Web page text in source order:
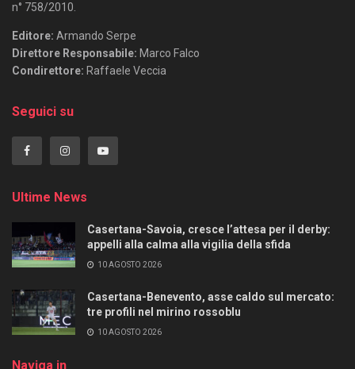
n° 758/2010.
Editore: Armando Serpe
Direttore Responsabile: Marco Falco
Condirettore: Raffaele Veccia
Seguici su
Ultime News
Casertana-Savoia, cresce l’attesa per il derby:
appelli alla calma alla vigilia della sfida
10 AGOSTO 2026
Casertana-Benevento, asse caldo sul mercato:
tre profili nel mirino rossoblu
10 AGOSTO 2026
Naviga in